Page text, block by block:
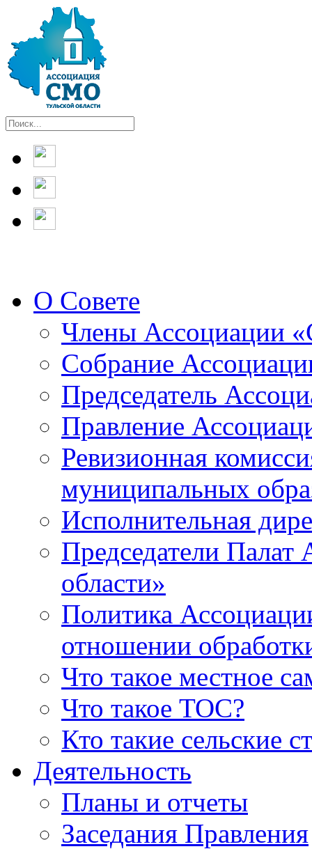
О Совете
Члены Ассоциации
Собрание
Председатель
Правление
Ревизионная
муниципальных
Исполнительная
Председатели
области»
Политика
отношении
Что такое местное
Что такое ТОС?
Кто такие сельские
Деятельность
Планы и отчеты
Заседания Правления